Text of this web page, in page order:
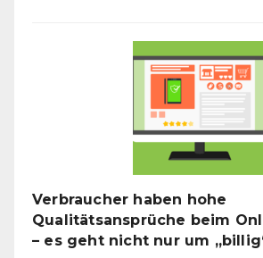
Verbraucher haben hohe
Qualitätsansprüche beim
– es geht nicht nur um